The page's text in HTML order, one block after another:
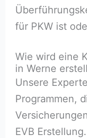
für PKW ist
Wie wird eine
in Werne
Unsere
Programmen,
EVB